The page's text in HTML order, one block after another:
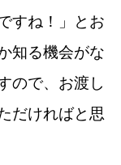
すね！」とお
知る機会がな
ので、お渡し
だければと思